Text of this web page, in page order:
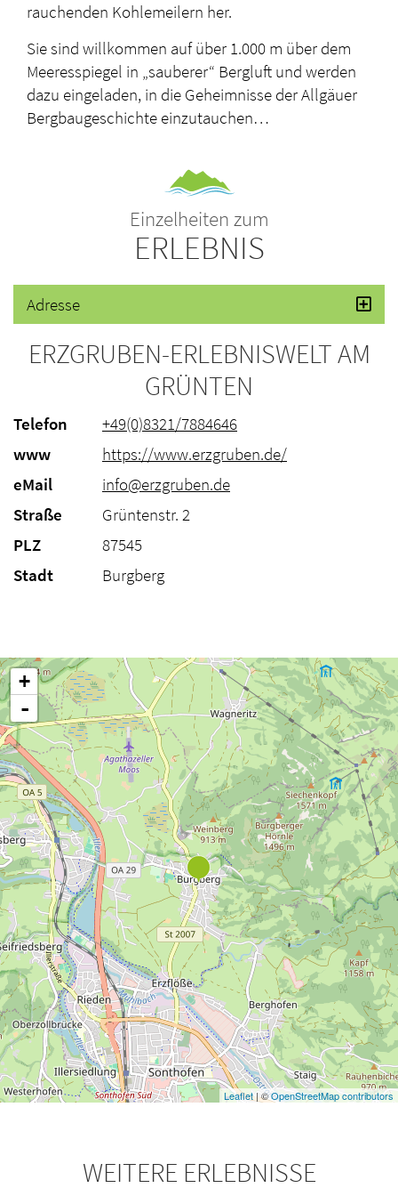
rauchenden Kohlemeilern her.
Sie sind willkommen auf über 1.000 m über dem
Meeresspiegel in „sauberer“ Bergluft und werden
dazu eingeladen, in die Geheimnisse der Allgäuer
Bergbaugeschichte einzutauchen…
Einzelheiten zum
ERLEBNIS
Adresse
ERZGRUBEN-ERLEBNISWELT AM
GRÜNTEN
Telefon
+49(0)8321/7884646
www
https://www.erzgruben.de/
eMail
info@erzgruben.de
Straße
Grüntenstr. 2
PLZ
87545
Stadt
Burgberg
+
-
Leaflet| ©OpenStreetMap contributors
WEITERE ERLEBNISSE